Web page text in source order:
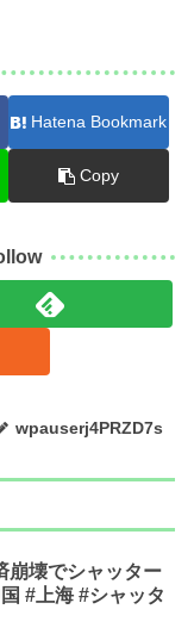
Hatena Bookmark
Copy
wpauserj4PRZD7s
崩壊でシャッター
#上海 #シャッタ